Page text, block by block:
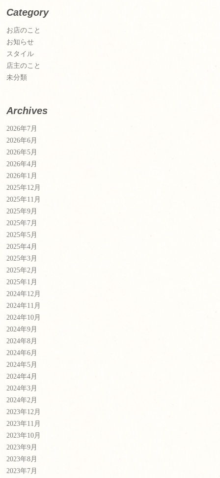
Category
お店のこと
お知らせ
スタイル
店主のこと
未分類
Archives
2026年7月
2026年6月
2026年5月
2026年4月
2026年1月
2025年12月
2025年11月
2025年9月
2025年7月
2025年5月
2025年4月
2025年3月
2025年2月
2025年1月
2024年12月
2024年11月
2024年10月
2024年9月
2024年8月
2024年6月
2024年5月
2024年4月
2024年3月
2024年2月
2023年12月
2023年11月
2023年10月
2023年9月
2023年8月
2023年7月